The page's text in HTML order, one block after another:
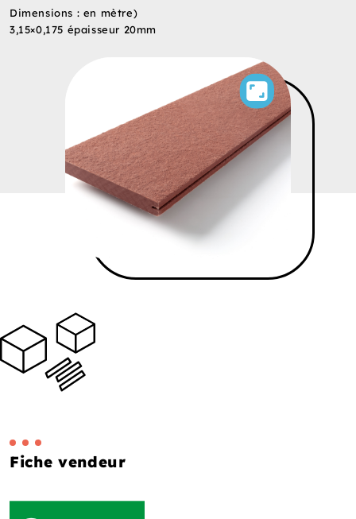
Dimensions : en mètre)
3,15×0,175 épaisseur 20mm
Fiche vendeur